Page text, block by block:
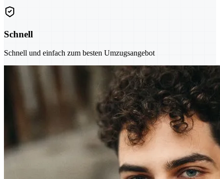
Schnell
Schnell und einfach zum besten Umzugsangebot